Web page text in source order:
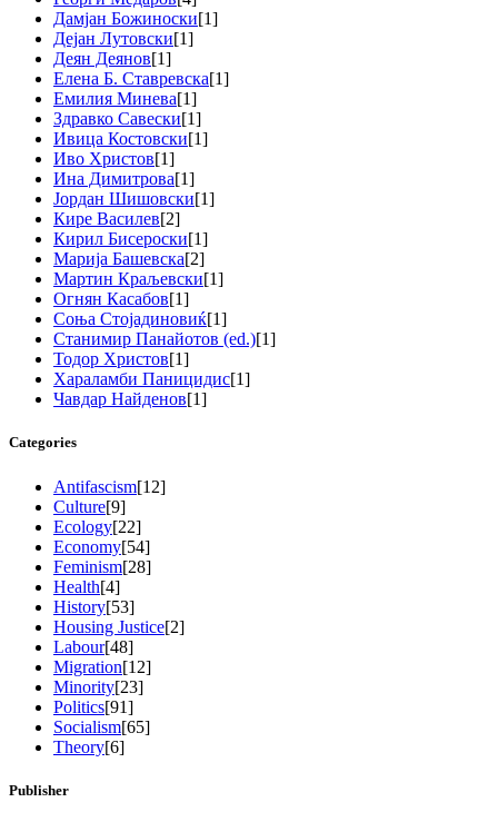
Дамјан Божиноски[1]
Дејан Лутовски[1]
Деян Деянов[1]
Елена Б. Ставревска[1]
Емилия Минева[1]
Здравко Савески[1]
Ивица Костовски[1]
Иво Христов[1]
Ина Димитрова[1]
Јордан Шишовски[1]
Кире Василев[2]
Кирил Бисероски[1]
Марија Башевска[2]
Мартин Краљевски[1]
Огнян Касабов[1]
Соња Стојадиновиќ[1]
Станимир Панайотов (ed.)[1]
Тодор Христов[1]
Хараламби Паницидис[1]
Чавдар Найденов[1]
Categories
Antifascism[12]
Culture[9]
Ecology[22]
Economy[54]
Feminism[28]
Health[4]
History[53]
Housing Justice[2]
Labour[48]
Migration[12]
Minority[23]
Politics[91]
Socialism[65]
Theory[6]
Publisher